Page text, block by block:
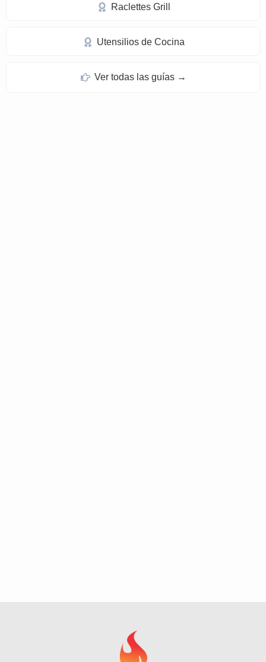
Raclettes Grill
Utensilios de Cocina
Ver todas las guías →